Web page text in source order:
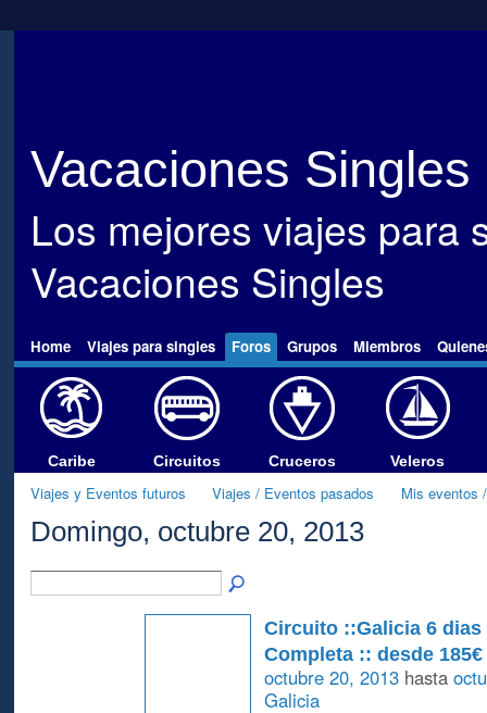
Vacaciones Singles
Los mejores viajes para
Vacaciones Singles
Home Viajes para singles Foros Grupos Miembros
Caribe Circuitos Cruceros Veleros
Viajes y Eventos futuros Viajes / Eventos pasados Mis eventos
Domingo, octubre 20, 2013
Circuito ::Galicia 6 dias
Completa :: desde 185€
octubre 20, 2013hasta
Galicia